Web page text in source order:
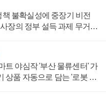
불확실성에 중장기 비전
장의 정부 설득 과제 무거워
트 야심작 '부산 물류센터' 가
상품 자동으로 담는 '로봇 40